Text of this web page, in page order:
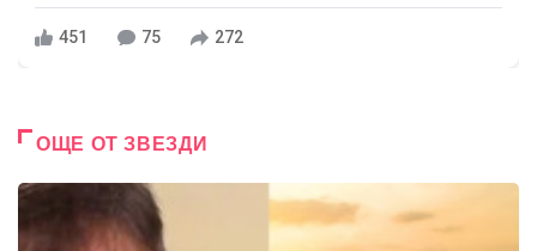
451 75 272
ОЩЕ ОТ ЗВЕЗДИ